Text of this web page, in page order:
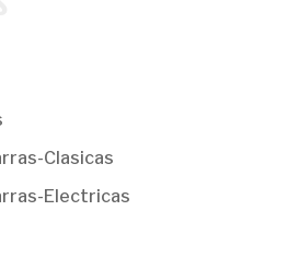
Clasicas
Electricas